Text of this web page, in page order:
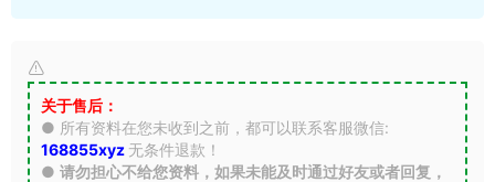
关于售后：
● 所有资料在您未收到之前，都可以联系客服微信:
168855xyz 无条件退款！
● 请勿担心不给您资料，如果未能及时通过好友或者回复，